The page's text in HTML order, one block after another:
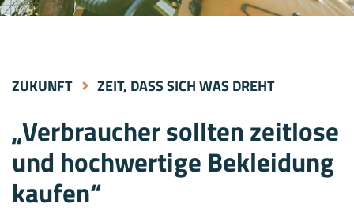
ZUKUNFT ZEIT, DASS SICH WAS DREHT
„Verbraucher sollten zeitlose
und hochwertige Bekleidung
kaufen“